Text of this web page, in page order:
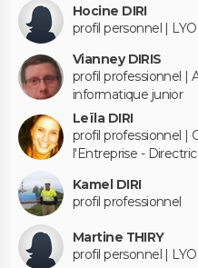
Hocine DIRI
profil personnel |
Vianney DIRIS
profil professionnel |
informatique junior
Leïla DIRI
profil professionnel |
l'Entreprise -
Kamel DIRI
profil professionnel
Martine THIRY
profil personnel |